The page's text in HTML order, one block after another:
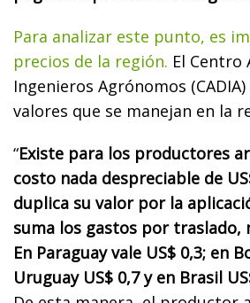
Para analizar este punto, es
precios de la región. El Centro
Ingenieros Agrónomos
valores que se manejan en la
“Existe para los productores
costo nada despreciable de
duplica su valor por la
suma los gastos por traslado,
En Paraguay vale US$ 0,3; en
Uruguay US$ 0,7 y en Brasil